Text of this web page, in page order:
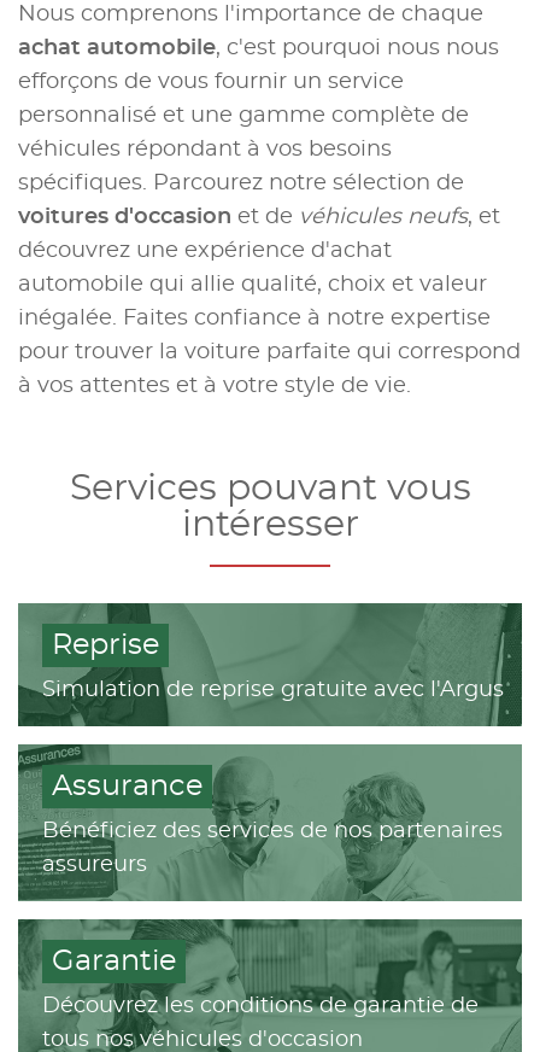
Nous comprenons l'importance de chaque
achat automobile, c'est pourquoi nous nous
efforçons de vous fournir un service
personnalisé et une gamme complète de
véhicules répondant à vos besoins
spécifiques. Parcourez notre sélection de
voitures d'occasion et de véhicules neufs, et
découvrez une expérience d'achat
automobile qui allie qualité, choix et valeur
inégalée. Faites confiance à notre expertise
pour trouver la voiture parfaite qui correspond
à vos attentes et à votre style de vie.
Services pouvant vous
intéresser
Reprise
Simulation de reprise gratuite avec l'Argus
Assurance
Bénéficiez des services de nos partenaires
assureurs
Garantie
Découvrez les conditions de garantie de
tous nos véhicules d'occasion